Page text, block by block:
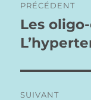
de
l’article
PRÉCÉDENT
Publication
précédente :
Les
SUIVANT